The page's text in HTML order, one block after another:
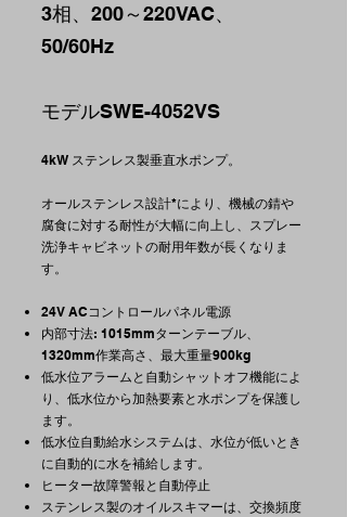
3相、200～220VAC、
50/60Hz
モデルSWE-4052VS
4kW ステンレス製垂直水ポンプ。
オールステンレス設計*により、機械の錆や
腐食に対する耐性が大幅に向上し、スプレー
洗浄キャビネットの耐用年数が長くなりま
す。
24V ACコントロールパネル電源
内部寸法: 1015mmターンテーブル、
1320mm作業高さ、最大重量900kg
低水位アラームと自動シャットオフ機能によ
り、低水位から加熱要素と水ポンプを保護し
ます。
低水位自動給水システムは、水位が低いとき
に自動的に水を補給します。
ヒーター故障警報と自動停止
ステンレス製のオイルスキマーは、交換頻度